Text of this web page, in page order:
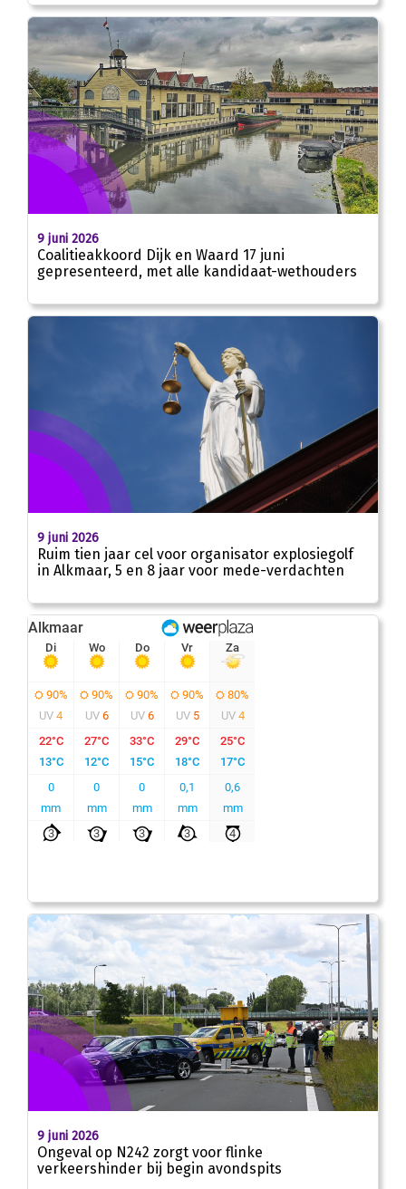
9 juni 2026
Coalitieakkoord Dijk en Waard 17 juni
gepresenteerd, met alle kandidaat-wethouders
9 juni 2026
Ruim tien jaar cel voor organisator explosiegolf
in Alkmaar, 5 en 8 jaar voor mede-verdachten
9 juni 2026
Ongeval op N242 zorgt voor flinke
verkeershinder bij begin avondspits